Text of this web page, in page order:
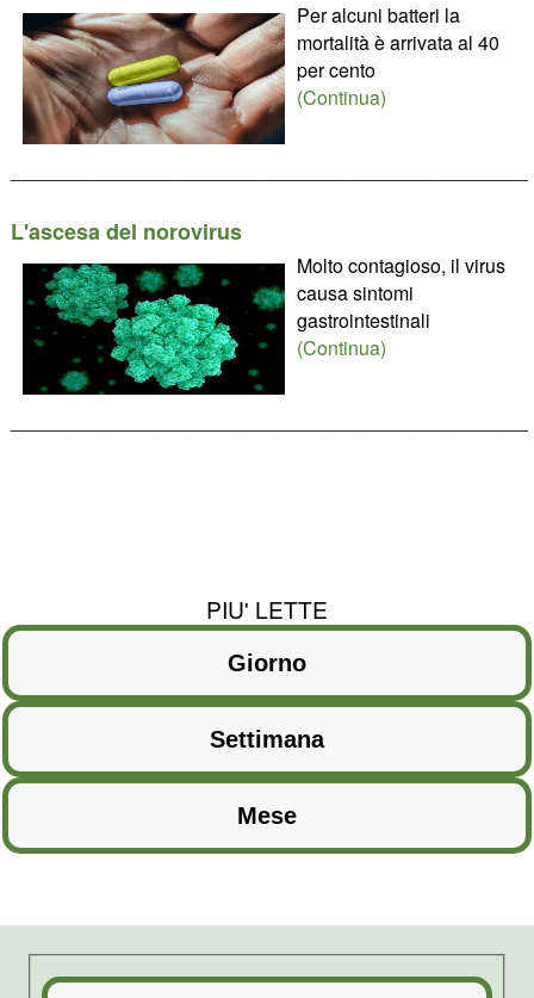
Per alcuni batteri la
mortalità è arrivata al 40
per cento
(Continua)
L'ascesa del norovirus
Molto contagioso, il virus
causa sintomi
gastrointestinali
(Continua)
PIU' LETTE